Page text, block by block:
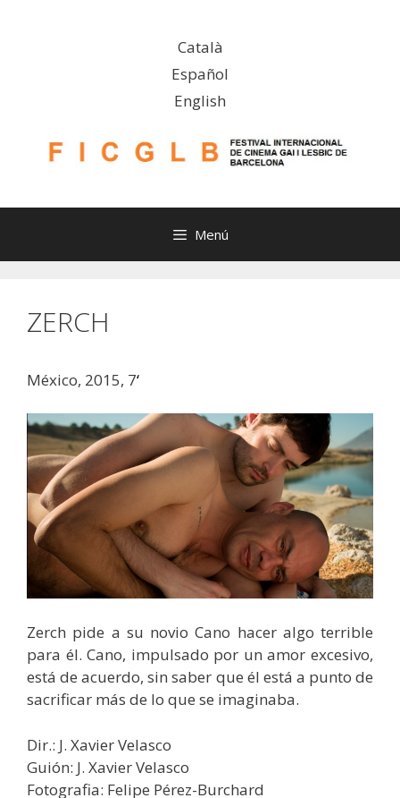
Català
Español
English
Menú
ZERCH
México, 2015, 7‘
Zerch pide a su novio Cano hacer algo terrible
para él. Cano, impulsado por un amor excesivo,
está de acuerdo, sin saber que él está a punto de
sacrificar más de lo que se imaginaba.
Dir.: J. Xavier Velasco
Guión: J. Xavier Velasco
Fotografia: Felipe Pérez-Burchard